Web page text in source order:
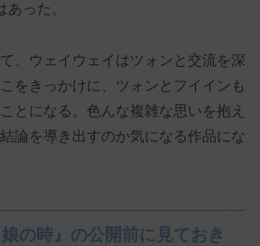
った。
、ウェイウェイはツォンと交流を深
をきっかけに、ツォンとフイインも
とになる。色んな複雑な思いを抱え
論を導き出すのか気になる作品にな
の時』の公開前に見ておき